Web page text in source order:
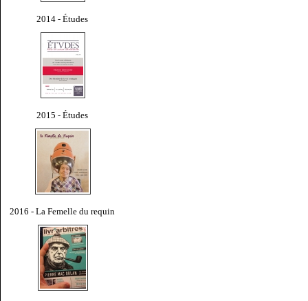
2014 - Études
2015 - Études
2016 - La Femelle du requin